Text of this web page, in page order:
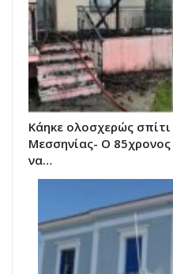
Kάηκε ολοσχερώς
Μεσσηνίας- Ο
να…